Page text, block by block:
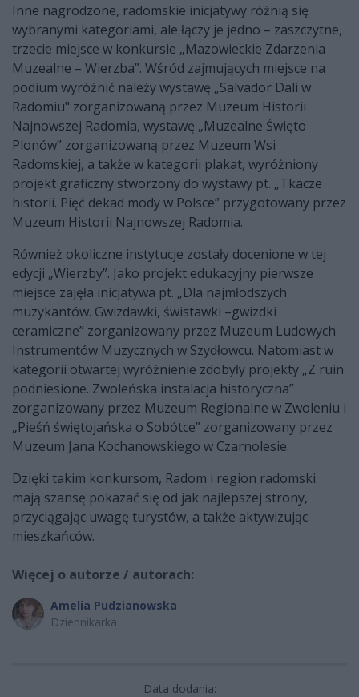
Inne nagrodzone, radomskie inicjatywy różnią się
wybranymi kategoriami, ale łączy je jedno – zaszczytne,
trzecie miejsce w konkursie „Mazowieckie Zdarzenia
Muzealne – Wierzba”. Wśród zajmujących miejsce na
podium wyróżnić należy wystawę „Salvador Dali w
Radomiu" zorganizowaną przez Muzeum Historii
Najnowszej Radomia, wystawę „Muzealne Święto
Plonów” zorganizowaną przez Muzeum Wsi
Radomskiej, a także w kategorii plakat, wyróżniony
projekt graficzny stworzony do wystawy pt. „Tkacze
historii. Pięć dekad mody w Polsce” przygotowany przez
Muzeum Historii Najnowszej Radomia.
Również okoliczne instytucje zostały docenione w tej
edycji „Wierzby”. Jako projekt edukacyjny pierwsze
miejsce zajęła inicjatywa pt. „Dla najmłodszych
muzykantów. Gwizdawki, świstawki –gwizdki
ceramiczne” zorganizowany przez Muzeum Ludowych
Instrumentów Muzycznych w Szydłowcu. Natomiast w
kategorii otwartej wyróżnienie zdobyły projekty „Z ruin
podniesione. Zwoleńska instalacja historyczna”
zorganizowany przez Muzeum Regionalne w Zwoleniu i
„Pieśń świętojańska o Sobótce” zorganizowany przez
Muzeum Jana Kochanowskiego w Czarnolesie.
Dzięki takim konkursom, Radom i region radomski
mają szansę pokazać się od jak najlepszej strony,
przyciągając uwagę turystów, a także aktywizując
mieszkańców.
Więcej o autorze / autorach:
Amelia Pudzianowska
Dziennikarka
Data dodania: